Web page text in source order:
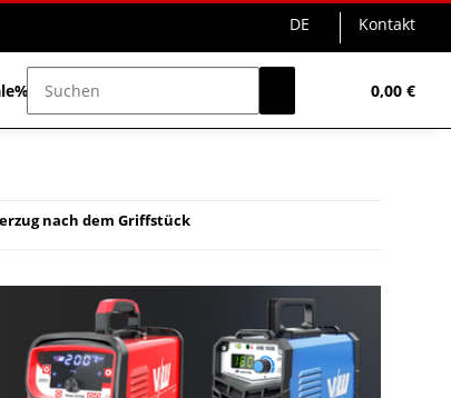
DE Kontakt
0,00 €
nach dem Griffstück